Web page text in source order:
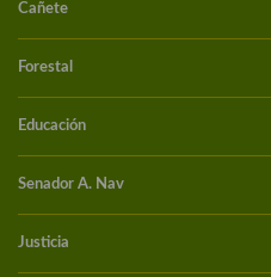
Cañete
Forestal
Educación
Senador A. Nav
Justicia